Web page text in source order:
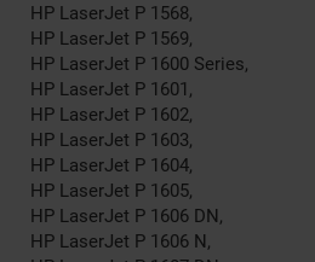
HP LaserJet P 1568,
HP LaserJet P 1569,
HP LaserJet P 1600 Series,
HP LaserJet P 1601,
HP LaserJet P 1602,
HP LaserJet P 1603,
HP LaserJet P 1604,
HP LaserJet P 1605,
HP LaserJet P 1606 DN,
HP LaserJet P 1606 N,